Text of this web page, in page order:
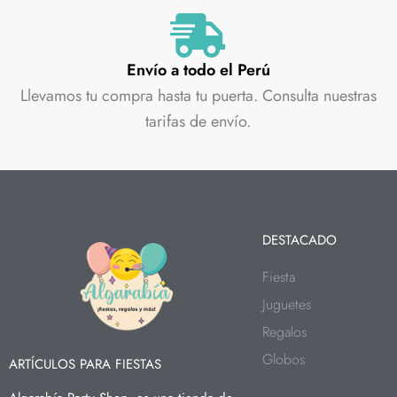
Envío a todo el Perú
Llevamos tu compra hasta tu puerta. Consulta nuestras
tarifas de envío.
ARTÍCULOS PARA FIESTAS
DESTACADO
Fiesta
Juguetes
Regalos
Globos